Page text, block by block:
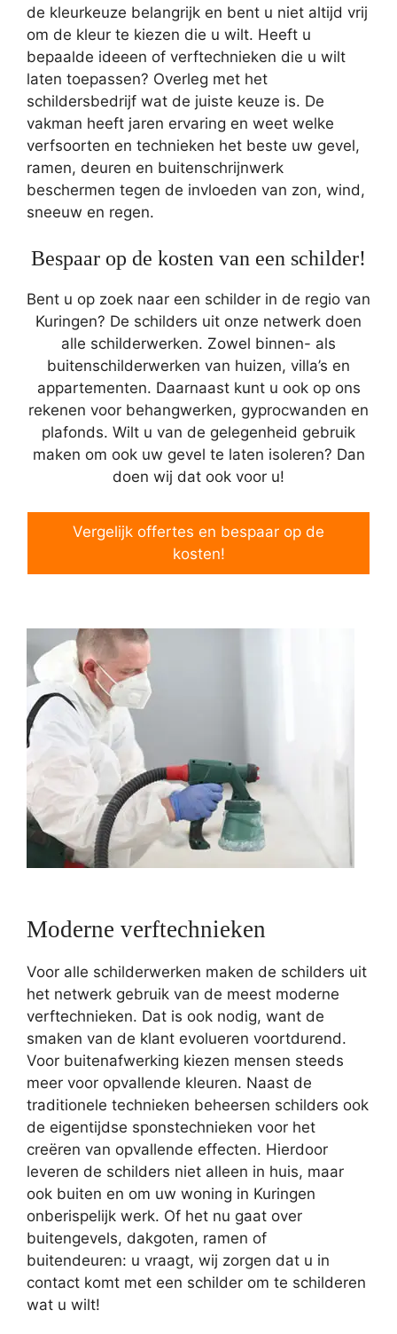
de kleurkeuze belangrijk en bent u niet altijd vrij
om de kleur te kiezen die u wilt. Heeft u
bepaalde ideeen of verftechnieken die u wilt
laten toepassen? Overleg met het
schildersbedrijf wat de juiste keuze is. De
vakman heeft jaren ervaring en weet welke
verfsoorten en technieken het beste uw gevel,
ramen, deuren en buitenschrijnwerk
beschermen tegen de invloeden van zon, wind,
sneeuw en regen.
Bespaar op de kosten van een schilder!
Bent u op zoek naar een schilder in de regio van
Kuringen? De schilders uit onze netwerk doen
alle schilderwerken. Zowel binnen- als
buitenschilderwerken van huizen, villa’s en
appartementen. Daarnaast kunt u ook op ons
rekenen voor behangwerken, gyprocwanden en
plafonds. Wilt u van de gelegenheid gebruik
maken om ook uw gevel te laten isoleren? Dan
doen wij dat ook voor u!
Vergelijk offertes en bespaar op de
kosten!
Moderne verftechnieken
Voor alle schilderwerken maken de schilders uit
het netwerk gebruik van de meest moderne
verftechnieken. Dat is ook nodig, want de
smaken van de klant evolueren voortdurend.
Voor buitenafwerking kiezen mensen steeds
meer voor opvallende kleuren. Naast de
traditionele technieken beheersen schilders ook
de eigentijdse sponstechnieken voor het
creëren van opvallende effecten. Hierdoor
leveren de schilders niet alleen in huis, maar
ook buiten en om uw woning in Kuringen
onberispelijk werk. Of het nu gaat over
buitengevels, dakgoten, ramen of
buitendeuren: u vraagt, wij zorgen dat u in
contact komt met een schilder om te schilderen
wat u wilt!